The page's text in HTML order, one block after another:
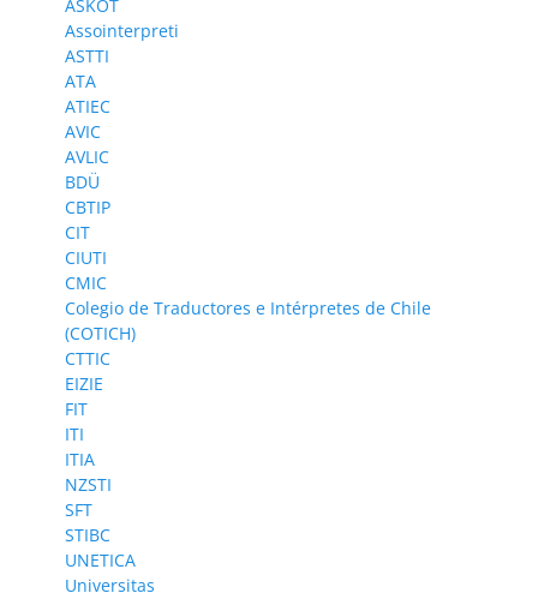
ASKOT
Assointerpreti
ASTTI
ATA
ATIEC
AVIC
AVLIC
BDÜ
CBTIP
CIT
CIUTI
CMIC
Colegio de Traductores e Intérpretes de Chile
(COTICH)
CTTIC
EIZIE
FIT
ITI
ITIA
NZSTI
SFT
STIBC
UNETICA
Universitas